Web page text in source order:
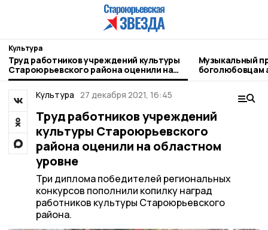
Культура
Труд работников учреждений культуры
Староюрьевского района оценили на
областном уровне
Музыкальный
боголюбовцам
Культура 27 декабря 2021, 16:45
Труд работников учреждений
культуры Староюрьевского
района оценили на областном
уровне
Три диплома победителей региональных
конкурсов пополнили копилку наград
работников культуры Староюрьевского
района.